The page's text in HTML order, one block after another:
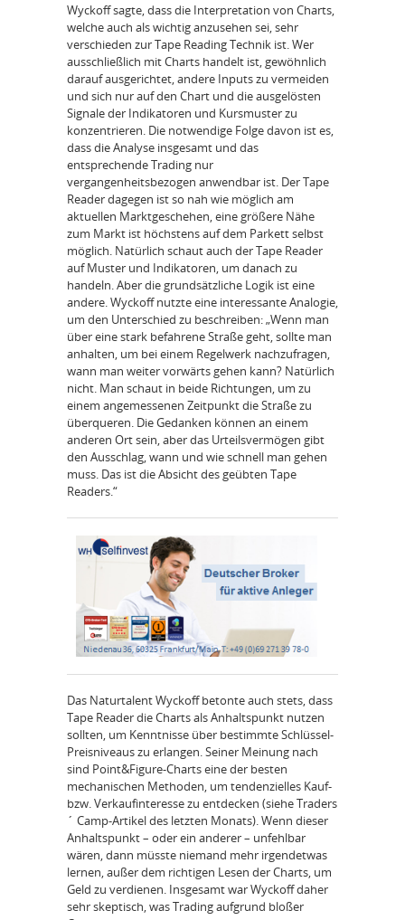
Wyckoff sagte, dass die Interpretation von Charts,
welche auch als wichtig anzusehen sei, sehr
verschieden zur Tape Reading Technik ist. Wer
ausschließlich mit Charts handelt ist, gewöhnlich
darauf ausgerichtet, andere Inputs zu vermeiden
und sich nur auf den Chart und die ausgelösten
Signale der Indikatoren und Kursmuster zu
konzentrieren. Die notwendige Folge davon ist es,
dass die Analyse insgesamt und das
entsprechende Trading nur
vergangenheitsbezogen anwendbar ist. Der Tape
Reader dagegen ist so nah wie möglich am
aktuellen Marktgeschehen, eine größere Nähe
zum Markt ist höchstens auf dem Parkett selbst
möglich. Natürlich schaut auch der Tape Reader
auf Muster und Indikatoren, um danach zu
handeln. Aber die grundsätzliche Logik ist eine
andere. Wyckoff nutzte eine interessante Analogie,
um den Unterschied zu beschreiben: „Wenn man
über eine stark befahrene Straße geht, sollte man
anhalten, um bei einem Regelwerk nachzufragen,
wann man weiter vorwärts gehen kann? Natürlich
nicht. Man schaut in beide Richtungen, um zu
einem angemessenen Zeitpunkt die Straße zu
überqueren. Die Gedanken können an einem
anderen Ort sein, aber das Urteilsvermögen gibt
den Ausschlag, wann und wie schnell man gehen
muss. Das ist die Absicht des geübten Tape
Readers.“
Das Naturtalent Wyckoff betonte auch stets, dass
Tape Reader die Charts als Anhaltspunkt nutzen
sollten, um Kenntnisse über bestimmte Schlüssel-
Preisniveaus zu erlangen. Seiner Meinung nach
sind Point&Figure-Charts eine der besten
mechanischen Methoden, um tendenzielles Kauf-
bzw. Verkaufinteresse zu entdecken (siehe Traders
´ Camp-Artikel des letzten Monats). Wenn dieser
Anhaltspunkt – oder ein anderer – unfehlbar
wären, dann müsste niemand mehr irgendetwas
lernen, außer dem richtigen Lesen der Charts, um
Geld zu verdienen. Insgesamt war Wyckoff daher
sehr skeptisch, was Trading aufgrund bloßer